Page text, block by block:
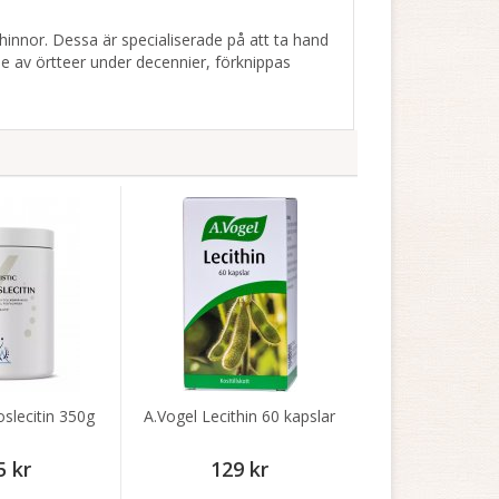
Dessa är specialiserade på att ta hand
av örtteer under decennier, förknippas
350g
kr
A.Vogel Lecithin 60 kapslar
129 kr